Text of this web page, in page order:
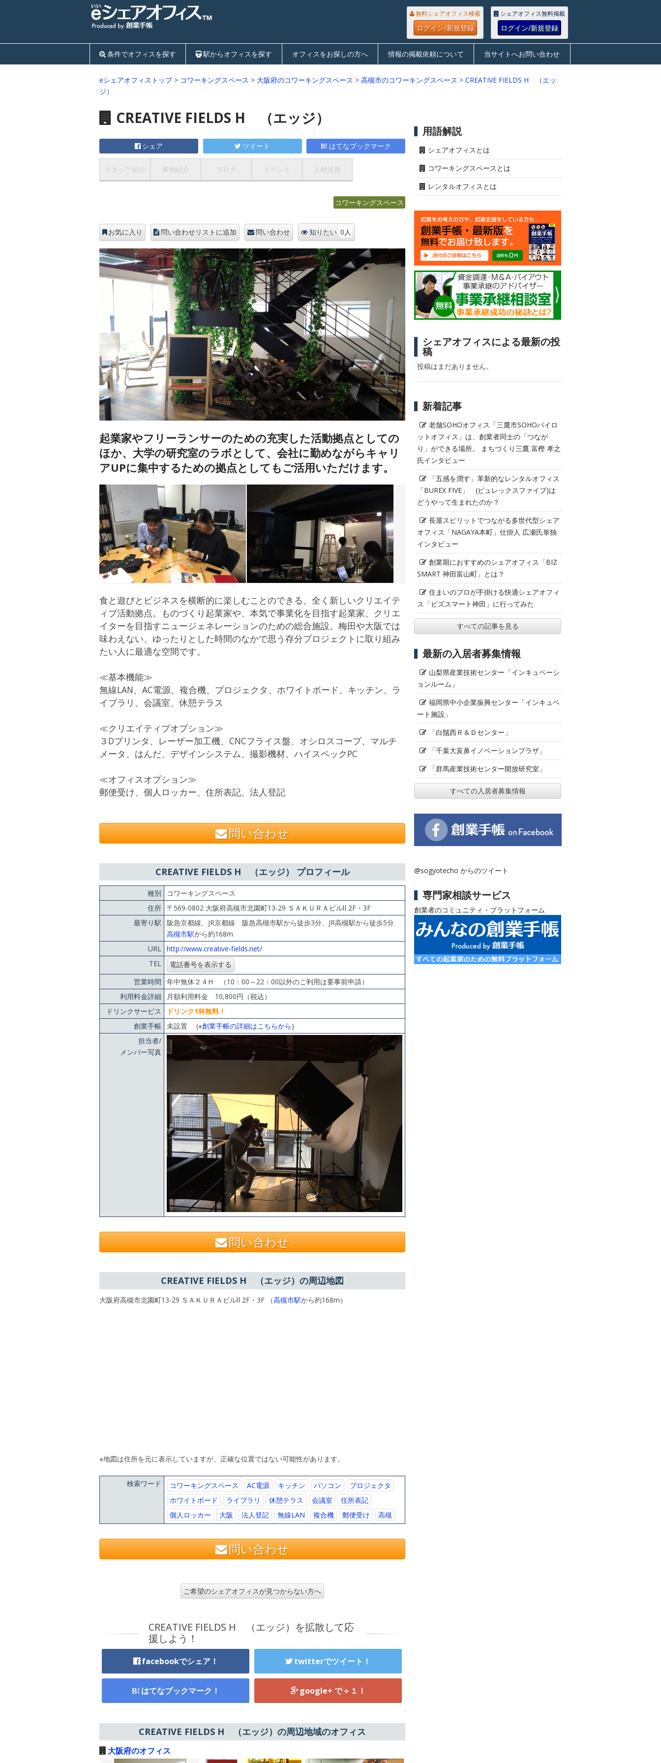
無料シェアオフィス検索
ログイン/新規登録
シェアオフィス無料掲載
ログイン/新規登録
条件でオフィスを探す 駅からオフィスを探す オフィスをお探しの方へ 情報の掲載依頼について 当サイトへお問い合わせ
eシェアオフィストップ> コワーキングスペース > 大阪府のコワーキングスペース > 高槻市のコワーキングスペース > CREATIVE FIELDS H （エッ
ジ）
CREATIVE FIELDS H （エッジ）
シェア ツイート はてなブックマーク
スタッフ紹介 事例紹介 ブログ イベント 人材採用
コワーキングスペース
お気に入り 問い合わせリストに追加 問い合わせ 知りたい 0人
起業家やフリーランサーのための充実した活動拠点としての
ほか、大学の研究室のラボとして、会社に勤めながらキャリ
アUPに集中するための拠点としてもご活用いただけます。
食と遊びとビジネスを横断的に楽しむことのできる、全く新しいクリエイテ
ィブ活動拠点。ものづくり起業家や、本気で事業化を目指す起業家、クリエ
イターを目指すニュージェネレーションのための総合施設。梅田や大阪では
味わえない、ゆったりとした時間のなかで思う存分プロジェクトに取り組み
たい人に最適な空間です。
≪基本機能≫
無線LAN、AC電源、複合機、プロジェクタ、ホワイトボード、キッチン、ラ
イブラリ、会議室、休憩テラス
≪クリエイティブオプション≫
３Dプリンタ、レーザー加工機、CNCフライス盤、オシロスコープ、マルチ
メータ、はんだ、デザインシステム、撮影機材、ハイスペックPC
≪オフィスオプション≫
郵便受け、個人ロッカー、住所表記、法人登記
問い合わせ
CREATIVE FIELDS H （エッジ） プロフィール
種別
コワーキングスペース
住所
〒569-0802 大阪府高槻市北園町13-29 ＳＡＫＵＲＡビルⅡ 2F・3F
最寄り駅
阪急京都線、JR京都線 阪急高槻市駅から徒歩3分、JR高槻駅から徒歩5分
高槻市駅から約168m
URL http://www.creative-fields.net/
TEL
営業時間
年中無休２４H （10：00～22：00以外のご利用は要事前申請）
利用料金詳細
月額利用料金 10,800円（税込）
ドリンクサービス
ドリンク1杯無料！
創業手帳 未設置 (※創業手帳の詳細はこちらから)
担当者/
メンバー写真
問い合わせ
CREATIVE FIELDS H （エッジ）の周辺地図
大阪府高槻市北園町13-29 ＳＡＫＵＲＡビルⅡ 2F・3F （高槻市駅から約168m）
※地図は住所を元に表示していますが、正確な位置ではない可能性があります。
検索ワード コワーキングスペース AC電源 キッチン パソコン
プロジェクタ
ホワイトボード
ライブラリ 休憩テラス 会議室
住所表記
個人ロッカー
大阪 法人登記 無線LAN 複合機 郵便受け 高槻
問い合わせ
ご希望のシェアオフィスが見つからない方へ
CREATIVE FIELDS H （エッジ）を拡散して応
援しよう！
facebookでシェア！ twitterでツイート！
はてなブックマーク！ google+ で＋１！
CREATIVE FIELDS H （エッジ）の周辺地域のオフィス
大阪府のオフィス
用語解説
シェアオフィスとは
コワーキングスペースとは
レンタルオフィスとは
シェアオフィスによる最新の投
稿
投稿はまだありません。
新着記事
老舗SOHOオフィス「三鷹市SOHOパイロ
ットオフィス」は、創業者同士の「つなが
り」ができる場所。 まちづくり三鷹 富樫 孝之
氏インタビュー
「五感を潤す」革新的なレンタルオフィス
「BUREX FIVE」 (ビュレックスファイブ)は
どうやって生まれたのか？
長屋スピリットでつながる多世代型シェア
オフィス「NAGAYA本町」仕掛人 広瀬氏単独
インタビュー
創業期におすすめのシェアオフィス「BIZ
SMART 神田富山町」とは？
住まいのプロが手掛ける快適シェアオフィ
ス「ビズスマート神田」に行ってみた
すべての記事を見る
最新の入居者募集情報
山梨県産業技術センター「インキュベーシ
ョンルーム」
福岡県中小企業振興センター「インキュベ
ート施設」
「白鬚西Ｒ＆Ｄセンター」
「千葉大亥鼻イノベーションプラザ」
「群馬産業技術センター開放研究室」
すべての入居者募集情報
@sogyotecho からのツイート
専門家相談サービス
創業者のコミュニティ・プラットフォーム